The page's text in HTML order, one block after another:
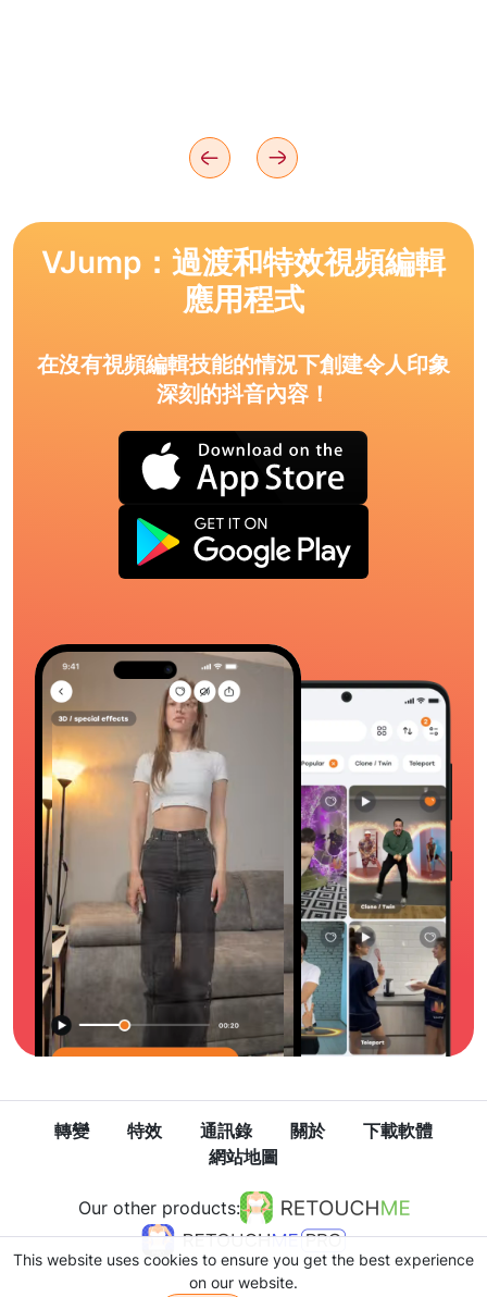
VJump：過渡和特效視頻編輯
應用程式
在沒有視頻編輯技能的情況下創建令人印象
深刻的抖音內容！
轉變 特效 通訊錄 關於
下載軟體
網站地圖
Our other products:
This website uses cookies to ensure you get the best experience
on our website.